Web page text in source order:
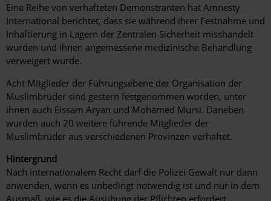
Eine Reihe von verhafteten Demonstranten hat Amnesty
International berichtet, dass sie während ihrer Festnahme und
Inhaftierung in Lagern der Zentralen Sicherheit misshandelt
wurden und ihnen angemessene medizinische Behandlung
verweigert wurde.
Acht Mitglieder der Führungsebene der Organisation der
Muslimbrüder sind gestern festgenommen worden, unter
ihnen auch Eissam Aryan und Mohamed Mursi. Daneben
wurden auch 20 weitere führende Mitglieder der
Muslimbrüder aus verschiedenen Provinzen verhaftet.
Hintergrund
Nach internationalem Recht darf die Polizei Gewalt nur dann
anwenden, wenn es unbedingt notwendig ist und nur in dem
Ausmaß, wie es die Ausübung der Pflichten erfordert.